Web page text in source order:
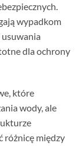
wypadkom
dla ochrony
które
wody, ale
różnicę między